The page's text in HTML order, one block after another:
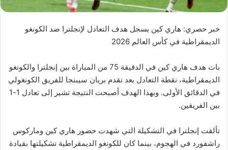
خبر حصري: هاري كين يسجل هدف التعادل لإنجلترا ضد الكونغو
الديمقراطية في كأس العالم 2026
بات هدف هاري كين في الدقيقة 75 من المباراة بين إنجلترا والكونغو
الديمقراطية، نقطة التعادل بعد تقدم بريان سيبنجا للفريق الكونغولي
في الدقائق الأولى. وبهذا الهدف أصبحت النتيجة تشير إلى تعادل 1-1
بين الفريقين.
تألقت إنجلترا في التشكيلة التي شهدت حضور هاري كين وماركوس
راشفورد في الهجوم، بينما كان للكونغو الديمقراطية تشكيلتها بقيادة